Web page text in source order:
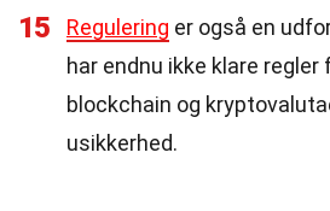
15 Regulering er også en
har endnu ikke klare regler
blockchain og
usikkerhed.